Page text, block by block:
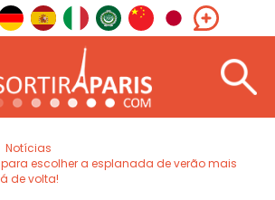
Notícias
escolher a esplanada de verão mais
de volta!